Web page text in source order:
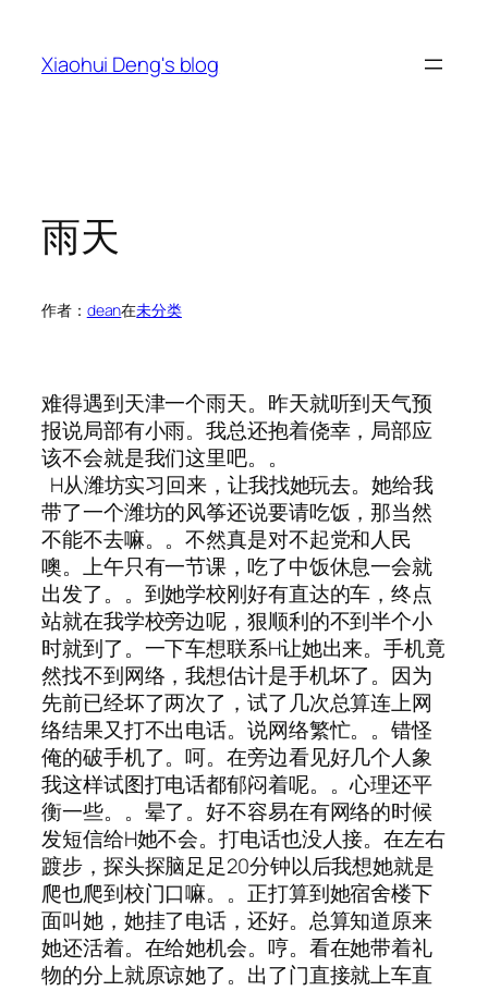
Xiaohui Deng's blog
雨天
作者： dean在未分类
难得遇到天津一个雨天。昨天就听到天气预
报说局部有小雨。我总还抱着侥幸，局部应
该不会就是我们这里吧。。
H从潍坊实习回来，让我找她玩去。她给我
带了一个潍坊的风筝还说要请吃饭，那当然
不能不去嘛。。不然真是对不起党和人民
噢。上午只有一节课，吃了中饭休息一会就
出发了。。到她学校刚好有直达的车，终点
站就在我学校旁边呢，狠顺利的不到半个小
时就到了。一下车想联系H让她出来。手机竟
然找不到网络，我想估计是手机坏了。因为
先前已经坏了两次了，试了几次总算连上网
络结果又打不出电话。说网络繁忙。。错怪
俺的破手机了。呵。在旁边看见好几个人象
我这样试图打电话都郁闷着呢。。心理还平
衡一些。。晕了。好不容易在有网络的时候
发短信给H她不会。打电话也没人接。在左右
踱步，探头探脑足足20分钟以后我想她就是
爬也爬到校门口嘛。。正打算到她宿舍楼下
面叫她，她挂了电话，还好。总算知道原来
她还活着。在给她机会。哼。看在她带着礼
物的分上就原谅她了。出了门直接就上车直